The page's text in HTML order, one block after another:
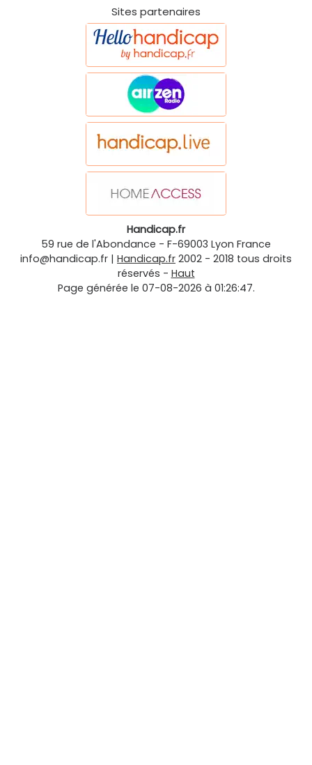
Sites partenaires
Handicap.fr
59 rue de l'Abondance - F-69003 Lyon France
info@handicap.fr | Handicap.fr 2002 - 2018 tous droits
réservés - Haut
Page générée le 07-08-2026 à 01:26:47.